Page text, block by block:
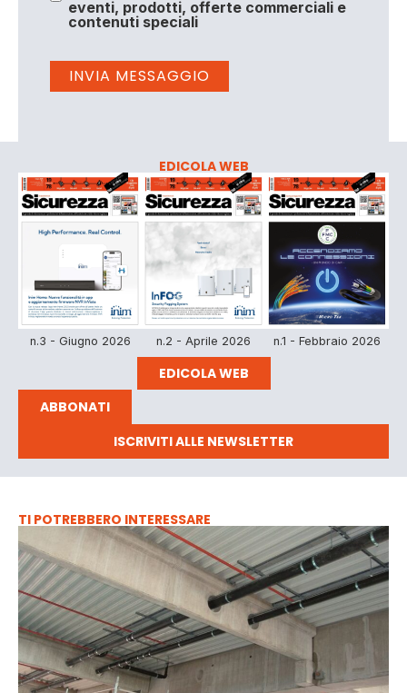
eventi, prodotti, offerte commerciali e
contenuti speciali
EDICOLA WEB
n.3 - Giugno 2026 n.2 - Aprile 2026 n.1 - Febbraio 2026
EDICOLA WEB
ABBONATI
ISCRIVITI ALLE NEWSLETTER
TI POTREBBERO INTERESSARE